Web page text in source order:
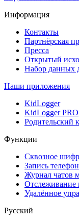
Информация
Контакты
Партнёрская
Пресса
Открытый
Набор данных
Наши приложения
KidLogger
KidLogger PRO
Родительский
Функции
Сквозное
Запись
Журнал чатов
Отслеживание
Удалённое
Русский